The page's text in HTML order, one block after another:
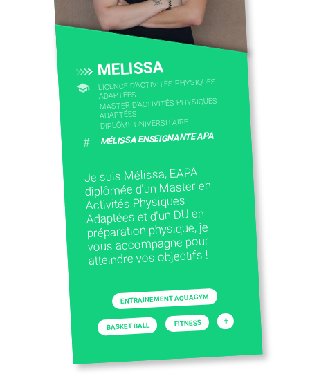
MELISSA
LICENCE D’ACTIVITÉS PHYSIQUES
ADAPTÉES
MASTER D'ACTIVITÉS PHYSIQUES
ADAPTÉES
DIPLÔME UNIVERSITAIRE
# MÉLISSA ENSEIGNANTE APA
Je suis Mélissa, EAPA
diplômée d'un Master en
Activités Physiques
Adaptées et d'un DU en
préparation physique, je
vous accompagne pour
atteindre vos objectifs !
ENTRAINEMENT AQUAGYM
BASKET BALL FITNESS +